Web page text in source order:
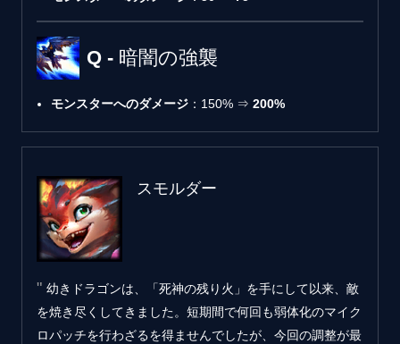
Q - 暗闇の強襲
モンスターへのダメージ ：150% ⇒ 200%
スモルダー
幼きドラゴンは、「死神の残り火」を手にして以来、敵
を焼き尽くしてきました。短期間で何回も弱体化のマイク
ロパッチを行わざるを得ませんでしたが、今回の調整が最